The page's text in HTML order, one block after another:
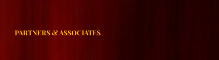
PARTNERS & ASSOCIATES